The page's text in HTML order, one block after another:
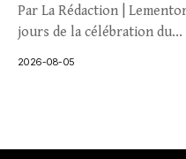
Par La Rédaction |
jours de la célébration du...
2026-08-05